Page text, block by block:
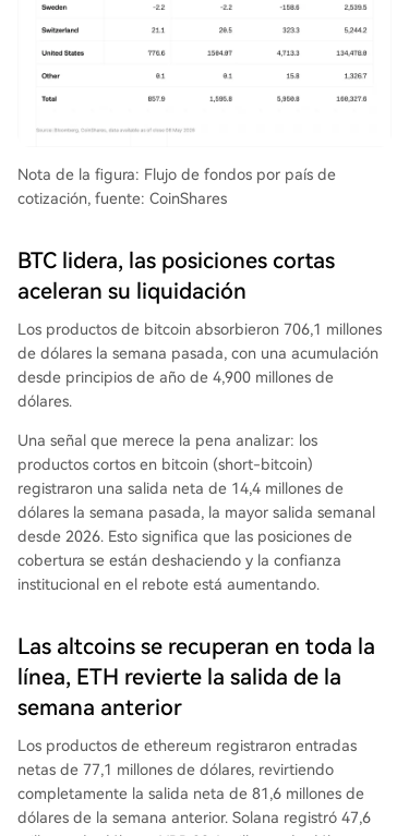
Nota de la figura: Flujo de fondos por país de
cotización, fuente: CoinShares
BTC lidera, las posiciones cortas
aceleran su liquidación
Los productos de bitcoin absorbieron 706,1 millones
de dólares la semana pasada, con una acumulación
desde principios de año de 4,900 millones de
dólares.
Una señal que merece la pena analizar: los
productos cortos en bitcoin (short-bitcoin)
registraron una salida neta de 14,4 millones de
dólares la semana pasada, la mayor salida semanal
desde 2026. Esto significa que las posiciones de
cobertura se están deshaciendo y la confianza
institucional en el rebote está aumentando.
Las altcoins se recuperan en toda la
línea, ETH revierte la salida de la
semana anterior
Los productos de ethereum registraron entradas
netas de 77,1 millones de dólares, revirtiendo
completamente la salida neta de 81,6 millones de
dólares de la semana anterior. Solana registró 47,6